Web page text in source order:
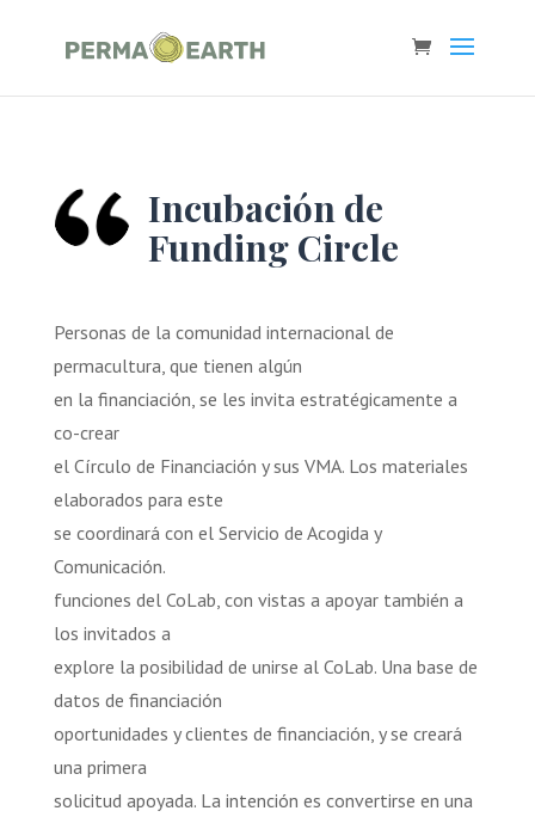
Incubación de
Funding Circle
Personas de la comunidad internacional de
permacultura, que tienen algún
en la financiación, se les invita estratégicamente a
co-crear
el Círculo de Financiación y sus VMA. Los materiales
elaborados para este
se coordinará con el Servicio de Acogida y
Comunicación.
funciones del CoLab, con vistas a apoyar también a
los invitados a
explore la posibilidad de unirse al CoLab. Una base de
datos de financiación
oportunidades y clientes de financiación, y se creará
una primera
solicitud apoyada. La intención es convertirse en una